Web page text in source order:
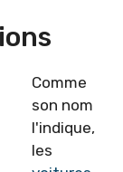
Comme
son nom
l'indique,
les